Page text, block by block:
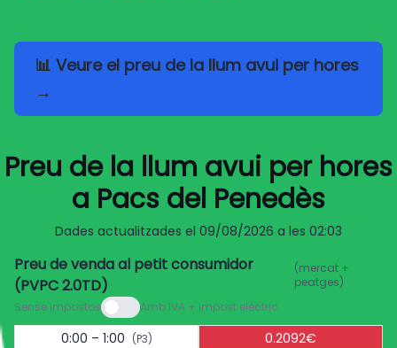
📊 Veure el preu de la llum avui per hores
→
Preu de la llum avui per hores
a Pacs del Penedès
Dades actualitzades el 09/08/2026 a les 02:03
Preu de venda al petit consumidor
(PVPC 2.0TD)
(mercat +
peatges)
Sense impostos
Amb IVA + impost elèctric
0:00 – 1:00 (P3)
0.2092€